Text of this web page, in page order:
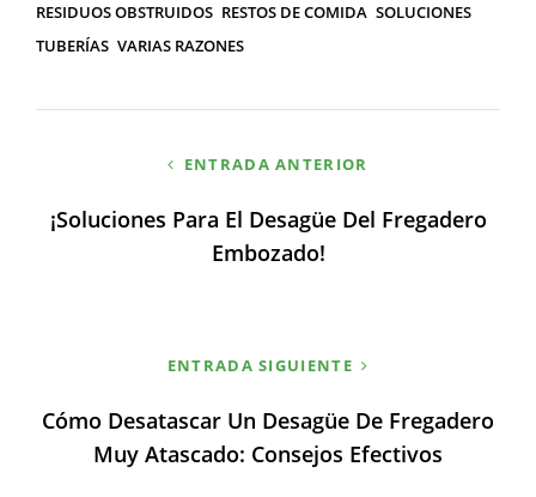
RESIDUOS OBSTRUIDOS RESTOS DE COMIDA SOLUCIONES
TUBERÍAS VARIAS RAZONES
entradas
ENTRADA ANTERIOR
¡Soluciones Para El Desagüe Del Fregadero
Embozado!
ENTRADA SIGUIENTE
Cómo Desatascar Un Desagüe De Fregadero
Muy Atascado: Consejos Efectivos